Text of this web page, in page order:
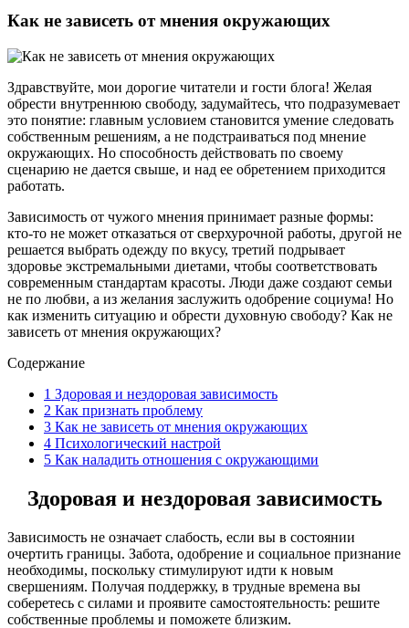
Как не зависеть от мнения окружающих
Здравствуйте, мои дорогие читатели и гости блога! Желая
обрести внутреннюю свободу, задумайтесь, что подразумевает
это понятие: главным условием становится умение следовать
собственным решениям, а не подстраиваться под мнение
окружающих. Но способность действовать по своему
сценарию не дается свыше, и над ее обретением приходится
работать.
Зависимость от чужого мнения принимает разные формы:
кто-то не может отказаться от сверхурочной работы, другой не
решается выбрать одежду по вкусу, третий подрывает
здоровье экстремальными диетами, чтобы соответствовать
современным стандартам красоты. Люди даже создают семьи
не по любви, а из желания заслужить одобрение социума! Но
как изменить ситуацию и обрести духовную свободу? Как не
зависеть от мнения окружающих?
Содержание
1 Здоровая и нездоровая зависимость
2 Как признать проблему
3 Как не зависеть от мнения окружающих
4 Психологический настрой
5 Как наладить отношения с окружающими
Здоровая и нездоровая зависимость
Зависимость не означает слабость, если вы в состоянии
очертить границы. Забота, одобрение и социальное признание
необходимы, поскольку стимулируют идти к новым
свершениям. Получая поддержку, в трудные времена вы
соберетесь с силами и проявите самостоятельность: решите
собственные проблемы и поможете близким.